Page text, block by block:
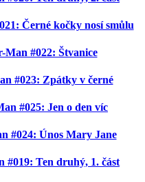
Černé kočky nosí smůlu
Man #022: Štvanice
#023: Zpátky v černé
#025: Jen o den víc
#024: Únos Mary Jane
#019: Ten druhý, 1. část